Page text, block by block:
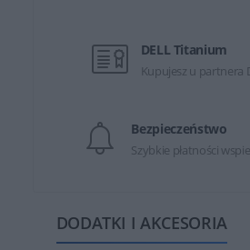
DELL Titanium
Kupujesz u partnera
Bezpieczeństwo
Szybkie płatności
DODATKI I AKCESORIA